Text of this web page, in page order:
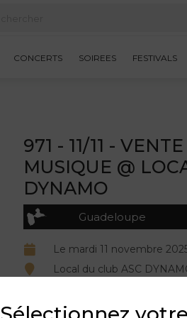
CONCERTS SOIREES FESTIVALS
971 - 11/11 -
MUSIQUE @
DYNAMO
Guadeloupe
Le mardi 11 novembre
Local du club ASC